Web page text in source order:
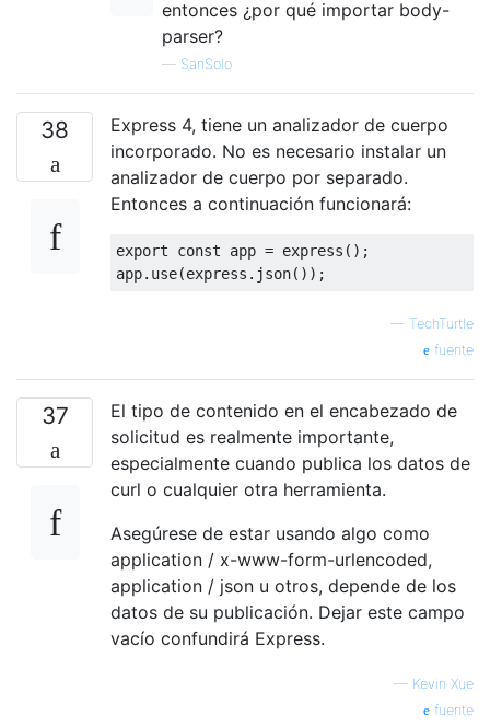
entonces ¿por qué importar body-
parser?
— SanSolo
38
Express 4, tiene un analizador de cuerpo
incorporado. No es necesario instalar un
analizador de cuerpo por separado.
Entonces a continuación funcionará:
export const app = express ();
app. use(express . json());
— TechTurtle
fuente
37
El tipo de contenido en el encabezado de
solicitud es realmente importante,
especialmente cuando publica los datos de
curl o cualquier otra herramienta.
Asegúrese de estar usando algo como
application / x-www-form-urlencoded,
application / json u otros, depende de los
datos de su publicación. Dejar este campo
vacío confundirá Express.
— Kevin Xue
fuente